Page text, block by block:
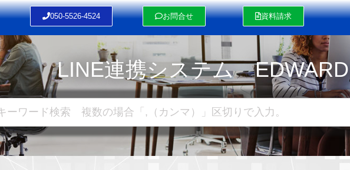
050-5526-4524 お問合せ 資料請求
LINE連携システム EDWARD